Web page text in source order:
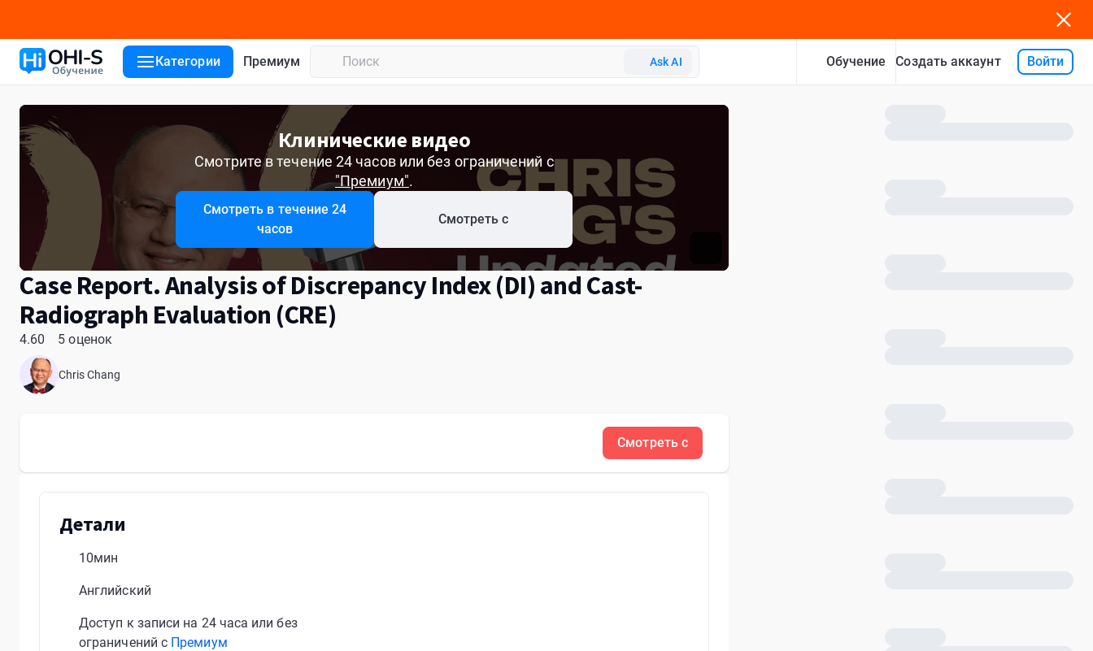
Категории Премиум Ask AI Обучение Создать аккаунт Войти
Клинические видео
Смотрите в течение 24 часов или без ограничений с
"Премиум".
Смотреть в течение 24
часов
Смотреть с
Case Report. Analysis of Discrepancy Index (DI) and Cast-
Radiograph Evaluation (CRE)
4.60 5 оценок
Chris Chang
Смотреть с
Детали
10мин
Английский
Доступ к записи на 24 часа или без
ограничений с Премиум